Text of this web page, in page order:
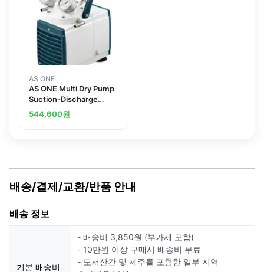
AS ONE
AS ONE Multi Dry Pump
Suction-Discharge
Convertible Typeand
others
544,600원
배송/결제/교환/반품 안내
배송 정보
기본 배송비
- 배송비 3,850원 (부가세 포함)
- 10만원 이상 구매시 배송비 무료
- 도서산간 및 제주를 포함한 일부 지역